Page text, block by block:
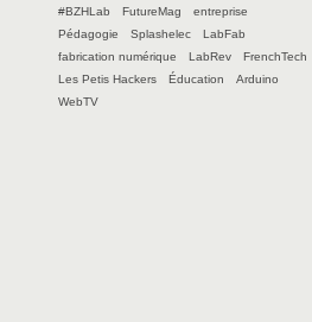
#BZHLab
FutureMag
entreprise
Pédagogie
Splashelec
LabFab
fabrication numérique
LabRev
FrenchTech
Les Petis Hackers
Éducation
Arduino
WebTV